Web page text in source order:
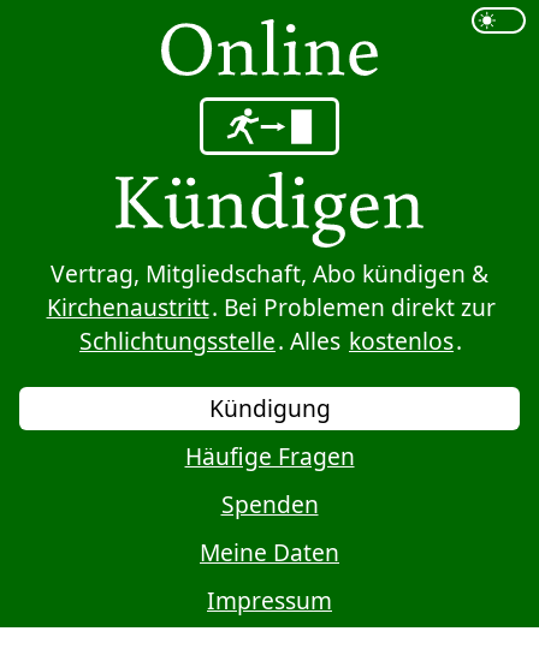
Sprung zum Inhalt
Vertrag, Mitgliedschaft, Abo kündigen &
Kirchenaustritt. Bei Problemen direkt zur
Schlichtungsstelle. Alles kostenlos.
Kündigung
Häufige Fragen
Spenden
Meine Daten
Impressum